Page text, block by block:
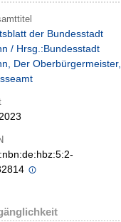
der Bundesstadt
/ Hrsg.:Bundesstadt
Der Oberbürgermeister,